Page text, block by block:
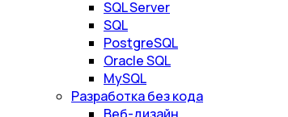
SQL Server
SQL
PostgreSQL
Oracle SQL
MySQL
Разработка без кода